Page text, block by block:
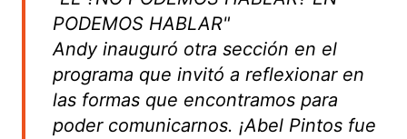
PODEMOS HABLAR"
Andy inauguró otra sección en el
programa que invitó a reflexionar en
las formas que encontramos para
poder comunicarnos. ¡Abel Pintos fue